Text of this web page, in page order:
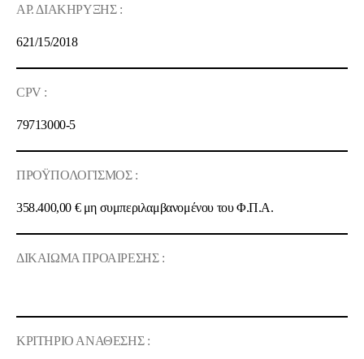
ΑΡ. ΔΙΑΚΗΡΥΞΗΣ :
621/15/2018
CPV :
79713000-5
ΠΡΟΫΠΟΛΟΓΙΣΜΟΣ :
358.400,00 €μη συμπεριλαμβανομένου του Φ.Π.Α.
ΔΙΚΑΙΩΜΑ ΠΡΟΑΙΡΕΣΗΣ :
ΚΡΙΤΗΡΙΟ ΑΝΑΘΕΣΗΣ :